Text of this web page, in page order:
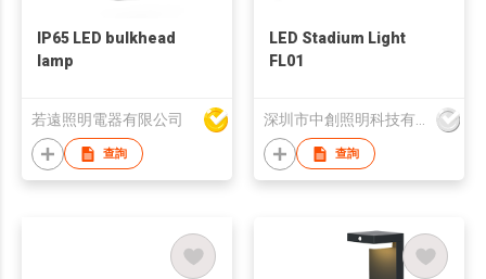
IP65 LED bulkhead
lamp
若遠照明電器有限公司
查詢
LED Stadium Light
FL01
深圳市中創照明科技有限公司
查詢